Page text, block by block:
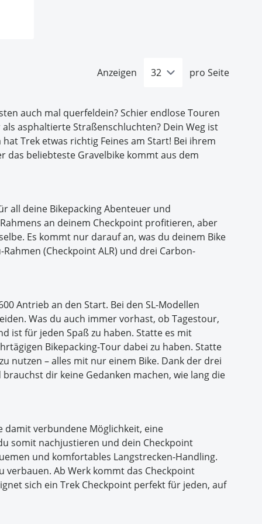
Anzeigen pro Seite
auch mal querfeldein? Schier endlose Touren
asphaltierte Straßenschluchten? Dein Weg ist
Trek etwas richtig Feines am Start! Bei ihrem
das beliebteste Gravelbike kommt aus dem
all deine Bikepacking Abenteuer und
an deinem Checkpoint profitieren, aber
Es kommt nur darauf an, was du deinem Bike
(Checkpoint ALR) und drei Carbon-
Antrieb an den Start. Bei den SL-Modellen
Was du auch immer vorhast, ob Tagestour,
ist für jeden Spaß zu haben. Statte es mit
Bikepacking-Tour dabei zu haben. Statte
nutzen – alles mit nur einem Bike. Dank der drei
dir keine Gedanken machen, wie lang die
damit verbundene Möglichkeit, eine
somit nachjustieren und dein Checkpoint
und komfortables Langstrecken-Handling.
verbauen. Ab Werk kommt das Checkpoint
sich ein Trek Checkpoint perfekt für jeden, auf